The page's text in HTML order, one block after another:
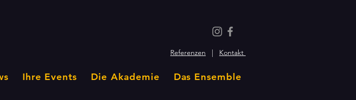
Referenzen | Kontakt
Ihre Events Die Akademie Das Ensemble